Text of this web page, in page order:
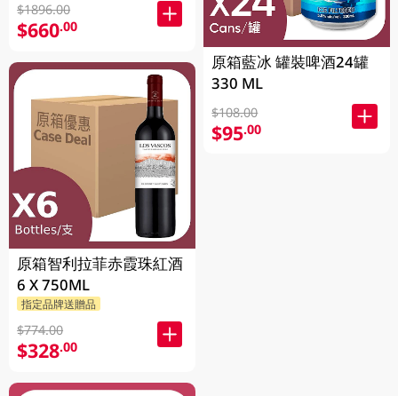
$1896.00
$660.00
原箱智利拉菲赤霞珠紅酒
6 X 750ML
指定品牌送贈品
$774.00
$328.00
原箱藍冰 罐裝啤酒24罐
330 ML
$108.00
$95.00